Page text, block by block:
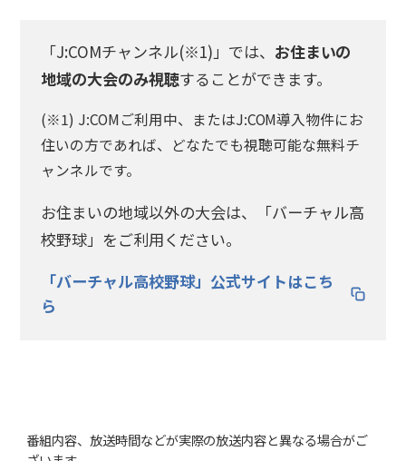
「J:COMチャンネル(※1)」では、 お住まいの
地域の大会のみ視聴することができます。
(※1) J:COMご利用中、またはJ:COM導入物件にお
住いの方であれば、どなたでも視聴可能な無料チ
ャンネルです。
お住まいの地域以外の大会は、「バーチャル高
校野球」をご利用ください。
「バーチャル高校野球」公式サイトはこち
ら
番組内容、放送時間などが実際の放送内容と異なる場合がご